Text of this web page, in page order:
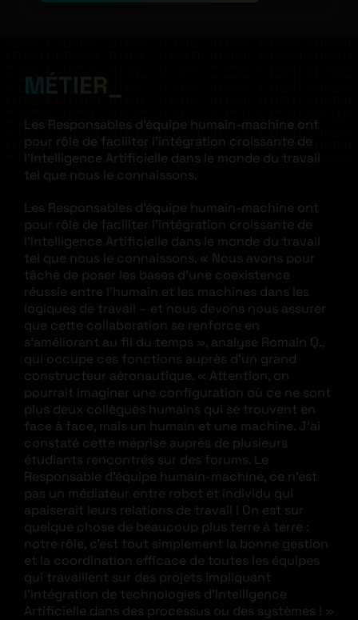
01100101 00100000 01110100 01110101 00100000 01100011 01101000
01100101 01110010 01100011 01101000 01100101 01110011 00100000
01110001 01110101 01100101 01101100 01110001 01110101 01100101
00100000 01010110 01100001 00100000 01110110 01101111 01101001
01110010 00100000 01100100 01100001 01101110 01110011 00100000
01101100 01100101 00100000 01100011 01101111 01100100 01100101
00100000 01110011 01101111 01110101 01110010 01100011 01100101
00101110
MÉTIER
Les Responsables d’équipe humain-machine ont
pour rôle de faciliter l’intégration croissante de
l’Intelligence Artificielle dans le monde du travail
tel que nous le connaissons.
Les Responsables d’équipe humain-machine ont
pour rôle de faciliter l’intégration croissante de
l’Intelligence Artificielle dans le monde du travail
tel que nous le connaissons. « Nous avons pour
tâche de poser les bases d’une coexistence
réussie entre l’humain et les machines dans les
logiques de travail – et nous devons nous assurer
que cette collaboration se renforce en
s’améliorant au fil du temps », analyse Romain Q.,
qui occupe ces fonctions auprès d’un grand
constructeur aéronautique. « Attention, on
pourrait imaginer une configuration où ce ne sont
plus deux collègues humains qui se trouvent en
face à face, mais un humain et une machine. J’ai
constaté cette méprise auprès de plusieurs
étudiants rencontrés sur des forums. Le
Responsable d’équipe humain-machine, ce n’est
pas un médiateur entre robot et individu qui
apaiserait leurs relations de travail ! On est sur
quelque chose de beaucoup plus terre à terre :
notre rôle, c’est tout simplement la bonne gestion
et la coordination efficace de toutes les équipes
qui travaillent sur des projets impliquant
l’intégration de technologies d’Intelligence
Artificielle dans des processus ou des systèmes ! »